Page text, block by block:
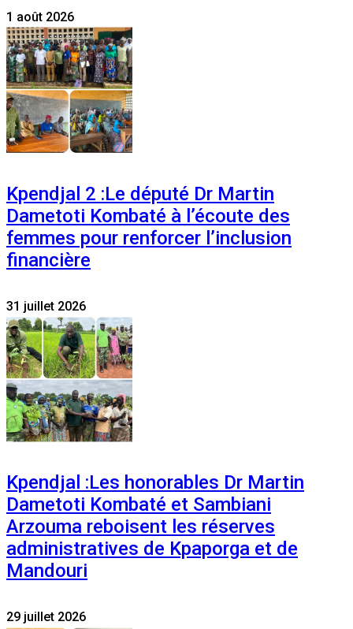
1 août 2026
Kpendjal 2 :Le député Dr Martin
Dametoti Kombaté à l’écoute des
femmes pour renforcer l’inclusion
financière
31 juillet 2026
Kpendjal :Les honorables Dr Martin
Dametoti Kombaté et Sambiani
Arzouma reboisent les réserves
administratives de Kpaporga et de
Mandouri
29 juillet 2026